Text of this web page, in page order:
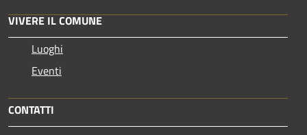
VIVERE IL COMUNE
Luoghi
Eventi
CONTATTI